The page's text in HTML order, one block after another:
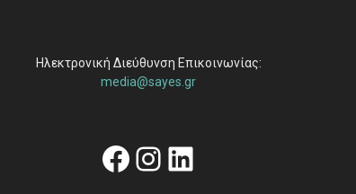
Ηλεκτρονική Διεύθυνση Επικοινωνίας:
media@sayes.gr
Facebook
Instagram
Linkedin